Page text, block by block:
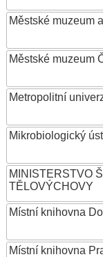
Městské muzeum
Městské muzeum
Metropolitní
Mikrobiologický
MINISTERSTVO
TĚLOVÝCHOVY
Místní knihovna
Místní knihovna